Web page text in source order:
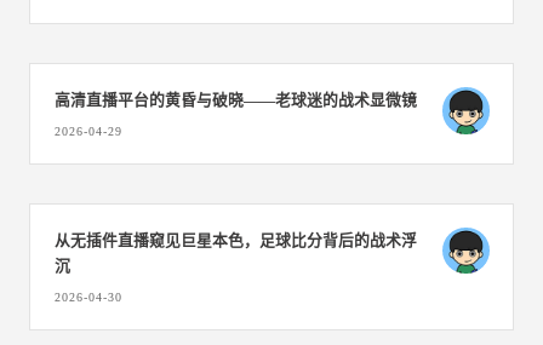
高清直播平台的黄昏与破晓——老球迷的战术显微镜
2026-04-29
从无插件直播窥见巨星本色，足球比分背后的战术浮
沉
2026-04-30